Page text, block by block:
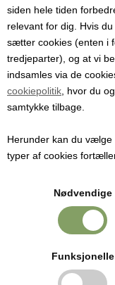
siden hele tiden
relevant for dig. Hvis
sætter cookies (enten i
tredjeparter), og at vi
indsamles via de
cookiepolitik , hvor du
samtykke tilbage.
Herunder kan du vælge
typer af cookies
Nødvendige
Funksjonelle
Bær rense-
Rense-sil eller brett til
Dia 36 cm
Pris ved 1
(Før145,23) 108,93
Rense-sigte /brett
passende portion af
under vandhanen og